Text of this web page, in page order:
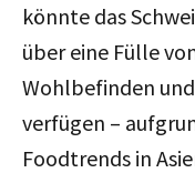
könnte das
über eine Fülle
Wohlbefinden
verfügen –
Foodtrends in